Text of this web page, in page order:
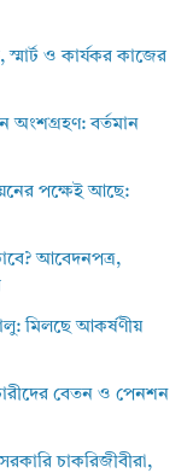
ও কার্যকর কাজের
অংশগ্রহণ: বর্তমান
পক্ষেই আছে:
আবেদনপত্র,
মিলছে আকর্ষণীয়
বেতন ও পেনশন
চাকরিজীবীরা,